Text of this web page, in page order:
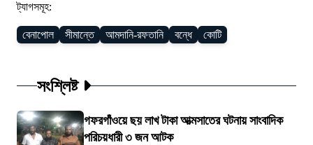
ট্যাগসমূহ:
বেনাপোল সীমান্তে আমদানি-রফতানি বন্ধে কোটি
সংশ্লিষ্ট
গফরগাঁওয়ে ছয় লাখ টাকা আত্মসাতের ঘটনায় সাংবাদিক
পরিচয়ধারী ৩ জন আটক